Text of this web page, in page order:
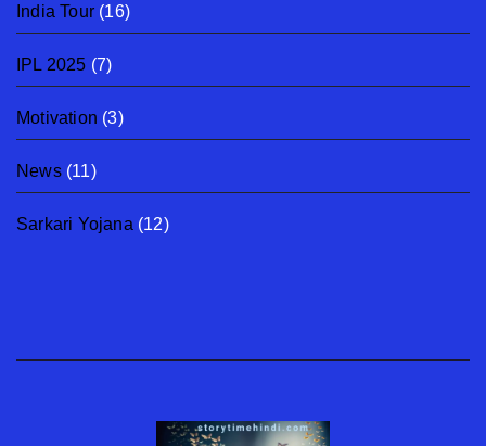
India Tour (16)
IPL 2025 (7)
Motivation (3)
News(11)
Sarkari Yojana (12)